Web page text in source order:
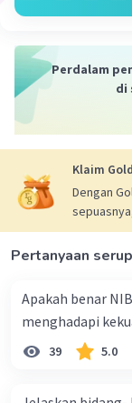
surat
Beri
Perdalam
di
Klaim
Dengan
Pertanyaan
Apakah benar
menghadapi
39 5.0